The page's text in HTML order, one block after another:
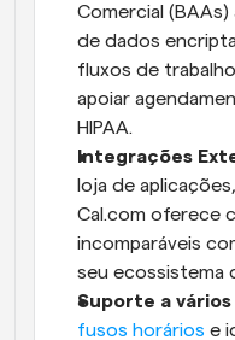
Comercial
de dados
fluxos de
apoiar
HIPAA.
Integrações
loja de
Cal.com oferece
incomparáveis
seu ecossistema
Suporte a vários
fusos horários e